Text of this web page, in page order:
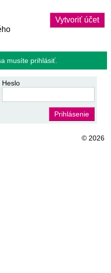
Vytvoriť účet
musíte prihlásiť.
Heslo
Prihlásenie
© 2026